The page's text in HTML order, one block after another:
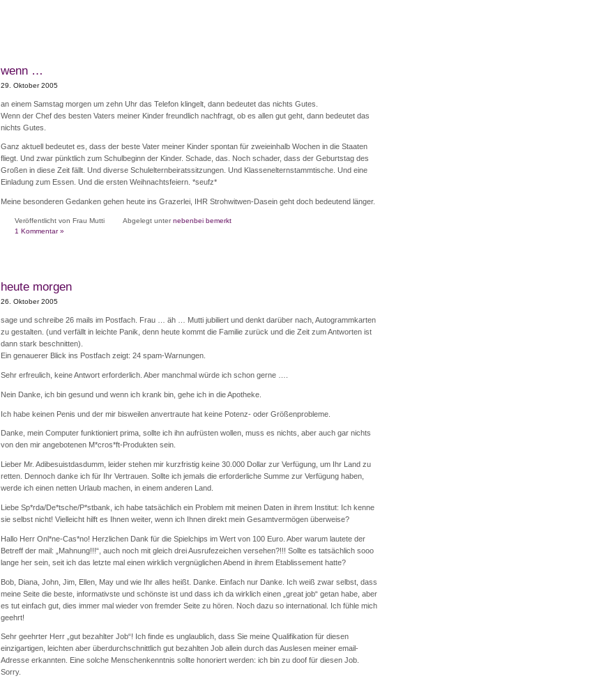
wenn …
29. Oktober 2005
an einem Samstag morgen um zehn Uhr das Telefon klingelt, dann bedeutet das nichts Gutes.
Wenn der Chef des besten Vaters meiner Kinder freundlich nachfragt, ob es allen gut geht, dann bedeutet das
nichts Gutes.
Ganz aktuell bedeutet es, dass der beste Vater meiner Kinder spontan für zweieinhalb Wochen in die Staaten
fliegt. Und zwar pünktlich zum Schulbeginn der Kinder. Schade, das. Noch schader, dass der Geburtstag des
Großen in diese Zeit fällt. Und diverse Schulelternbeiratssitzungen. Und Klassenelternstammtische. Und eine
Einladung zum Essen. Und die ersten Weihnachtsfeiern. *seufz*
Meine besonderen Gedanken gehen heute ins Grazerlei, IHR Strohwitwen-Dasein geht doch bedeutend länger.
Veröffentlicht von Frau Mutti Abgelegt unternebenbei bemerkt
1 Kommentar »
heute morgen
26. Oktober 2005
sage und schreibe 26 mails im Postfach. Frau … äh … Mutti jubiliert und denkt darüber nach, Autogrammkarten
zu gestalten. (und verfällt in leichte Panik, denn heute kommt die Familie zurück und die Zeit zum Antworten ist
dann stark beschnitten).
Ein genauerer Blick ins Postfach zeigt: 24 spam-Warnungen.
Sehr erfreulich, keine Antwort erforderlich. Aber manchmal würde ich schon gerne ….
Nein Danke, ich bin gesund und wenn ich krank bin, gehe ich in die Apotheke.
Ich habe keinen Penis und der mir bisweilen anvertraute hat keine Potenz- oder Größenprobleme.
Danke, mein Computer funktioniert prima, sollte ich ihn aufrüsten wollen, muss es nichts, aber auch gar nichts
von den mir angebotenen M*cros*ft-Produkten sein.
Lieber Mr. Adibesuistdasdumm, leider stehen mir kurzfristig keine 30.000 Dollar zur Verfügung, um Ihr Land zu
retten. Dennoch danke ich für Ihr Vertrauen. Sollte ich jemals die erforderliche Summe zur Verfügung haben,
werde ich einen netten Urlaub machen, in einem anderen Land.
Liebe Sp*rda/De*tsche/P*stbank, ich habe tatsächlich ein Problem mit meinen Daten in ihrem Institut: Ich kenne
sie selbst nicht! Vielleicht hilft es Ihnen weiter, wenn ich Ihnen direkt mein Gesamtvermögen überweise?
Hallo Herr Onl*ne-Cas*no! Herzlichen Dank für die Spielchips im Wert von 100 Euro. Aber warum lautete der
Betreff der mail: „Mahnung!!!“, auch noch mit gleich drei Ausrufezeichen versehen?!!! Sollte es tatsächlich sooo
lange her sein, seit ich das letzte mal einen wirklich vergnüglichen Abend in ihrem Etablissement hatte?
Bob, Diana, John, Jim, Ellen, May und wie Ihr alles heißt. Danke. Einfach nur Danke. Ich weiß zwar selbst, dass
meine Seite die beste, informativste und schönste ist und dass ich da wirklich einen „great job“ getan habe, aber
es tut einfach gut, dies immer mal wieder von fremder Seite zu hören. Noch dazu so international. Ich fühle mich
geehrt!
Sehr geehrter Herr „gut bezahlter Job“! Ich finde es unglaublich, dass Sie meine Qualifikation für diesen
einzigartigen, leichten aber überdurchschnittlich gut bezahlten Job allein durch das Auslesen meiner email-
Adresse erkannten. Eine solche Menschenkenntnis sollte honoriert werden: ich bin zu doof für diesen Job.
Sorry.